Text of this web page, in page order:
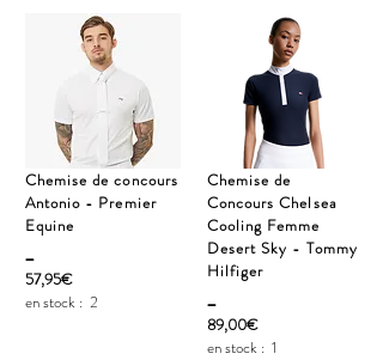
Chemise de concours
Antonio - Premier
Equine
_
57,95€
en stock : 2
Chemise de
Concours Chelsea
Cooling Femme
Desert Sky - Tommy
Hilfiger
_
89,00€
en stock : 1